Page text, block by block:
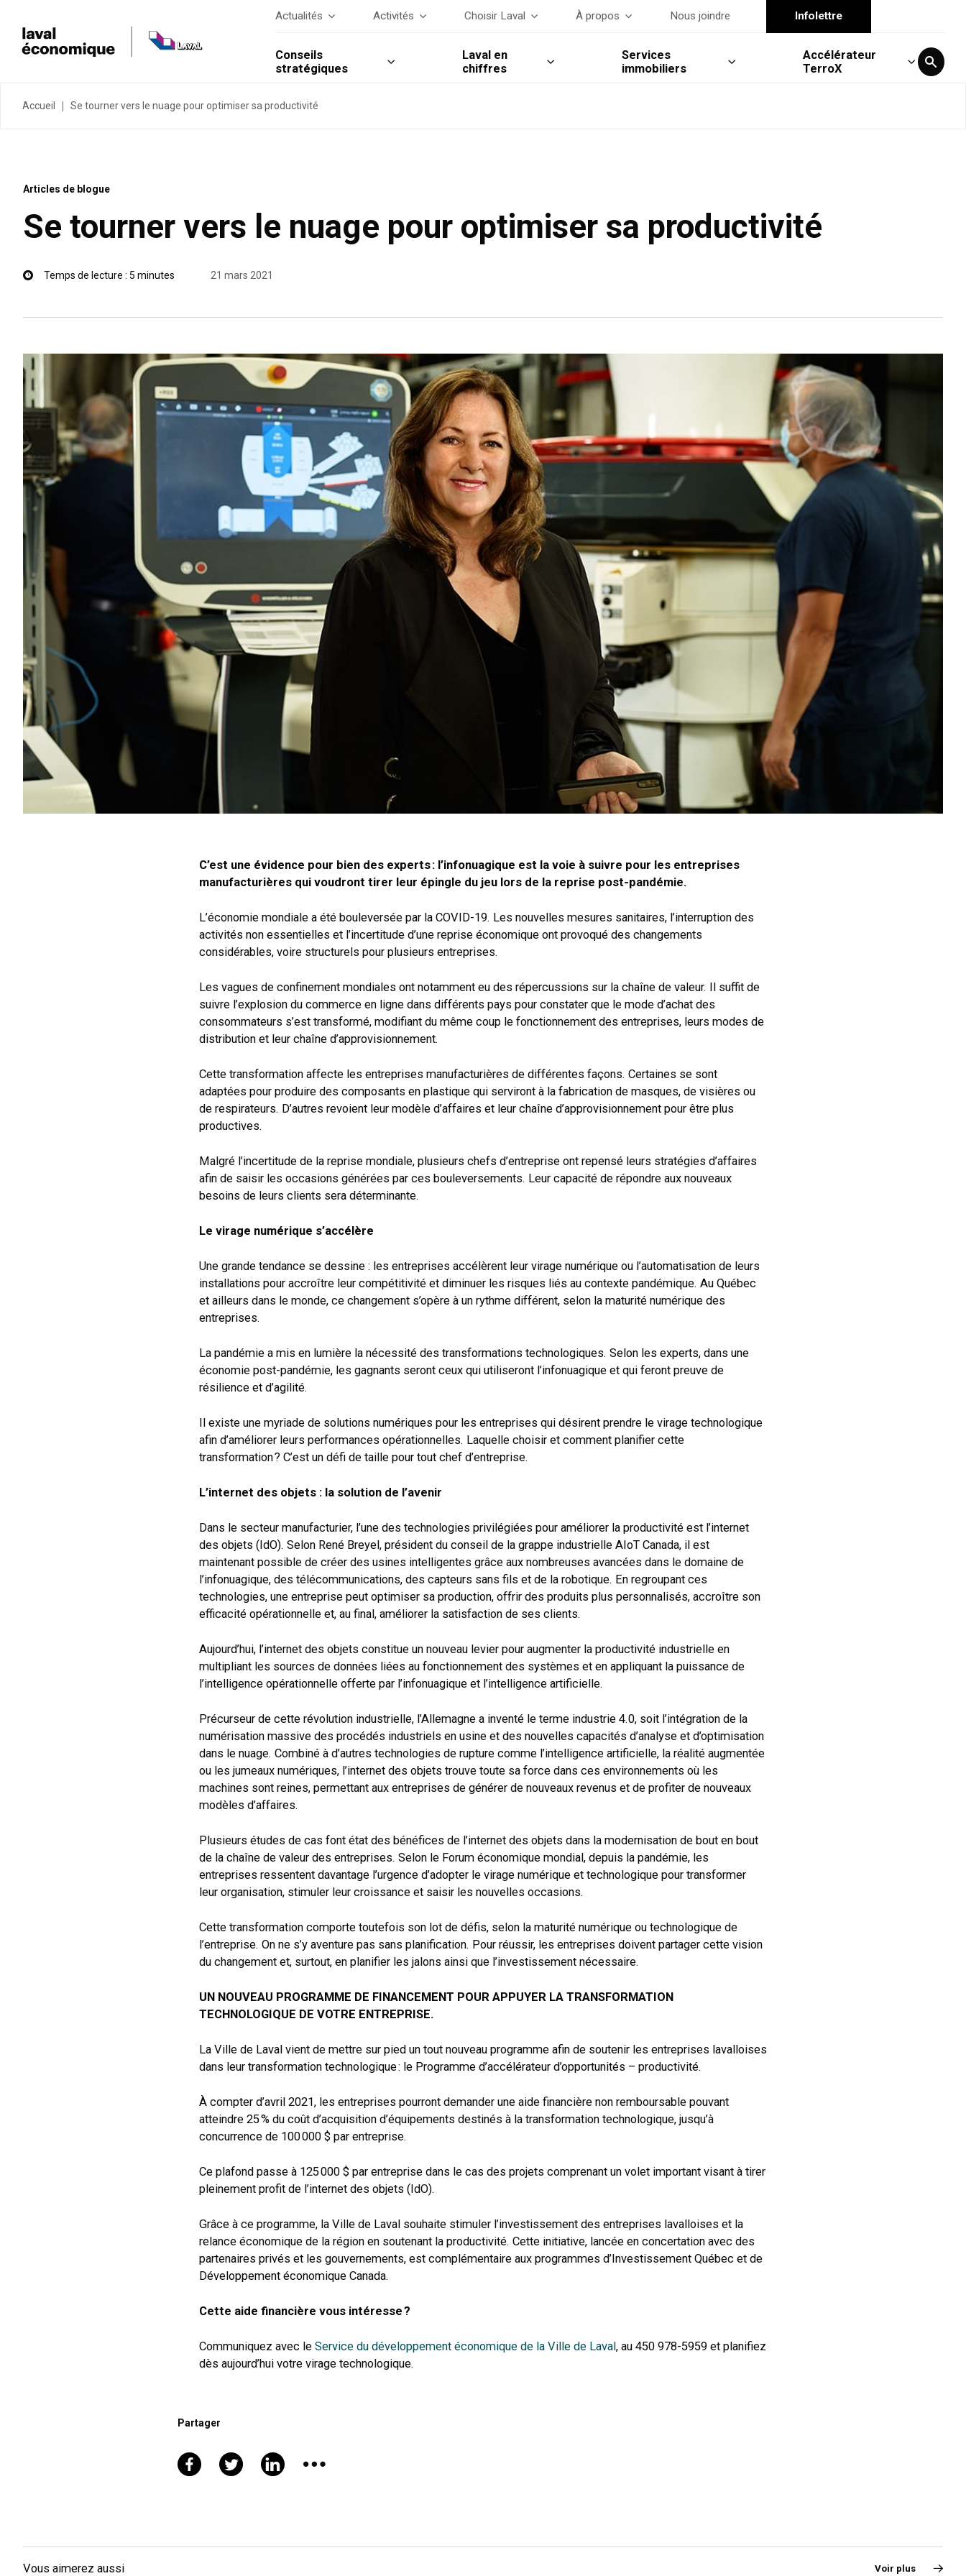
Actualités Activités Choisir Laval À propos Nous joindre Infolettre
Conseils
stratégiques
Laval en
chiffres
Services
immobiliers
Accélérateur
TerroX
Accueil Se tourner vers le nuage pour optimiser sa productivité
Articles de blogue
Se tourner vers le nuage pour optimiser sa productivité
Temps de lecture : 5 minutes 21 mars 2021
C’est une évidence pour bien des experts : l’infonuagique est la voie à suivre pour les entreprises
manufacturières qui voudront tirer leur épingle du jeu lors de la reprise post-pandémie.
L’économie mondiale a été bouleversée par la COVID-19. Les nouvelles mesures sanitaires, l’interruption des
activités non essentielles et l’incertitude d’une reprise économique ont provoqué des changements
considérables, voire structurels pour plusieurs entreprises.
Les vagues de confinement mondiales ont notamment eu des répercussions sur la chaîne de valeur. Il suffit de
suivre l’explosion du commerce en ligne dans différents pays pour constater que le mode d’achat des
consommateurs s’est transformé, modifiant du même coup le fonctionnement des entreprises, leurs modes de
distribution et leur chaîne d’approvisionnement.
Cette transformation affecte les entreprises manufacturières de différentes façons. Certaines se sont
adaptées pour produire des composants en plastique qui serviront à la fabrication de masques, de visières ou
de respirateurs. D’autres revoient leur modèle d’affaires et leur chaîne d’approvisionnement pour être plus
productives.
Malgré l’incertitude de la reprise mondiale, plusieurs chefs d’entreprise ont repensé leurs stratégies d’affaires
afin de saisir les occasions générées par ces bouleversements. Leur capacité de répondre aux nouveaux
besoins de leurs clients sera déterminante.
Le virage numérique s’accélère
Une grande tendance se dessine : les entreprises accélèrent leur virage numérique ou l’automatisation de leurs
installations pour accroître leur compétitivité et diminuer les risques liés au contexte pandémique. Au Québec
et ailleurs dans le monde, ce changement s’opère à un rythme différent, selon la maturité numérique des
entreprises.
La pandémie a mis en lumière la nécessité des transformations technologiques. Selon les experts, dans une
économie post-pandémie, les gagnants seront ceux qui utiliseront l’infonuagique et qui feront preuve de
résilience et d’agilité.
Il existe une myriade de solutions numériques pour les entreprises qui désirent prendre le virage technologique
afin d’améliorer leurs performances opérationnelles. Laquelle choisir et comment planifier cette
transformation ? C’est un défi de taille pour tout chef d’entreprise.
L’internet des objets : la solution de l’avenir
Dans le secteur manufacturier, l’une des technologies privilégiées pour améliorer la productivité est l’internet
des objets (IdO). Selon René Breyel, président du conseil de la grappe industrielle AIoT Canada, il est
maintenant possible de créer des usines intelligentes grâce aux nombreuses avancées dans le domaine de
l’infonuagique, des télécommunications, des capteurs sans fils et de la robotique. En regroupant ces
technologies, une entreprise peut optimiser sa production, offrir des produits plus personnalisés, accroître son
efficacité opérationnelle et, au final, améliorer la satisfaction de ses clients.
Aujourd’hui, l’internet des objets constitue un nouveau levier pour augmenter la productivité industrielle en
multipliant les sources de données liées au fonctionnement des systèmes et en appliquant la puissance de
l’intelligence opérationnelle offerte par l’infonuagique et l’intelligence artificielle.
Précurseur de cette révolution industrielle, l’Allemagne a inventé le terme industrie 4.0, soit l’intégration de la
numérisation massive des procédés industriels en usine et des nouvelles capacités d’analyse et d’optimisation
dans le nuage. Combiné à d’autres technologies de rupture comme l’intelligence artificielle, la réalité augmentée
ou les jumeaux numériques, l’internet des objets trouve toute sa force dans ces environnements où les
machines sont reines, permettant aux entreprises de générer de nouveaux revenus et de profiter de nouveaux
modèles d’affaires.
Plusieurs études de cas font état des bénéfices de l’internet des objets dans la modernisation de bout en bout
de la chaîne de valeur des entreprises. Selon le Forum économique mondial, depuis la pandémie, les
entreprises ressentent davantage l’urgence d’adopter le virage numérique et technologique pour transformer
leur organisation, stimuler leur croissance et saisir les nouvelles occasions.
Cette transformation comporte toutefois son lot de défis, selon la maturité numérique ou technologique de
l’entreprise. On ne s’y aventure pas sans planification. Pour réussir, les entreprises doivent partager cette vision
du changement et, surtout, en planifier les jalons ainsi que l’investissement nécessaire.
UN NOUVEAU PROGRAMME DE FINANCEMENT POUR APPUYER LA TRANSFORMATION
TECHNOLOGIQUE DE VOTRE ENTREPRISE.
La Ville de Laval vient de mettre sur pied un tout nouveau programme afin de soutenir les entreprises lavalloises
dans leur transformation technologique : le Programme d’accélérateur d’opportunités – productivité.
À compter d’avril 2021, les entreprises pourront demander une aide financière non remboursable pouvant
atteindre 25 % du coût d’acquisition d’équipements destinés à la transformation technologique, jusqu’à
concurrence de 100 000 $ par entreprise.
Ce plafond passe à 125 000 $ par entreprise dans le cas des projets comprenant un volet important visant à tirer
pleinement profit de l’internet des objets (IdO).
Grâce à ce programme, la Ville de Laval souhaite stimuler l’investissement des entreprises lavalloises et la
relance économique de la région en soutenant la productivité. Cette initiative, lancée en concertation avec des
partenaires privés et les gouvernements, est complémentaire aux programmes d’Investissement Québec et de
Développement économique Canada.
Cette aide financière vous intéresse ?
Communiquez avec le Service du développement économique de la Ville de Laval, au 450 978-5959 et planifiez
dès aujourd’hui votre virage technologique.
Partager
Vous aimerez aussi Voir plus